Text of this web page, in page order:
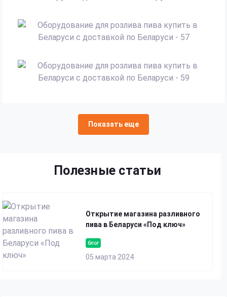
Показать еще
Полезные статьи
блог
05 марта 2024
Открытие магазина разливного
пива в Беларуси «Под ключ»